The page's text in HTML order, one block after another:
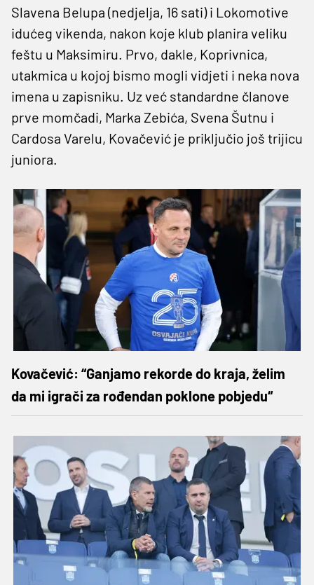
Slavena Belupa (nedjelja, 16 sati) i Lokomotive
idućeg vikenda, nakon koje klub planira veliku
feštu u Maksimiru. Prvo, dakle, Koprivnica,
utakmica u kojoj bismo mogli vidjeti i neka nova
imena u zapisniku. Uz već standardne članove
prve momčadi, Marka Zebića, Svena Šutnu i
Cardosa Varelu, Kovačević je priključio još trijicu
juniora.
Kovačević: “Ganjamo rekorde do kraja, želim
da mi igrači za rođendan poklone pobjedu“